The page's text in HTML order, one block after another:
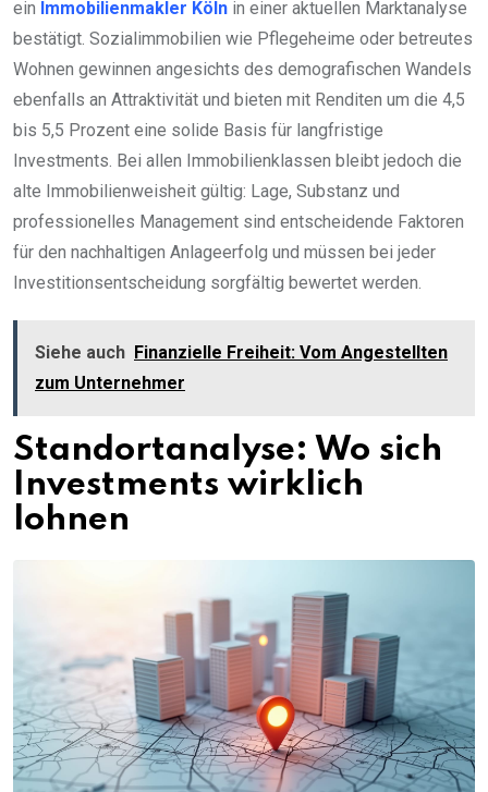
ein Immobilienmakler Köln in einer aktuellen Marktanalyse
bestätigt. Sozialimmobilien wie Pflegeheime oder betreutes
Wohnen gewinnen angesichts des demografischen Wandels
ebenfalls an Attraktivität und bieten mit Renditen um die 4,5
bis 5,5 Prozent eine solide Basis für langfristige
Investments. Bei allen Immobilienklassen bleibt jedoch die
alte Immobilienweisheit gültig: Lage, Substanz und
professionelles Management sind entscheidende Faktoren
für den nachhaltigen Anlageerfolg und müssen bei jeder
Investitionsentscheidung sorgfältig bewertet werden.
Siehe auch Finanzielle Freiheit: Vom Angestellten
zum Unternehmer
Standortanalyse: Wo sich
Investments wirklich
lohnen